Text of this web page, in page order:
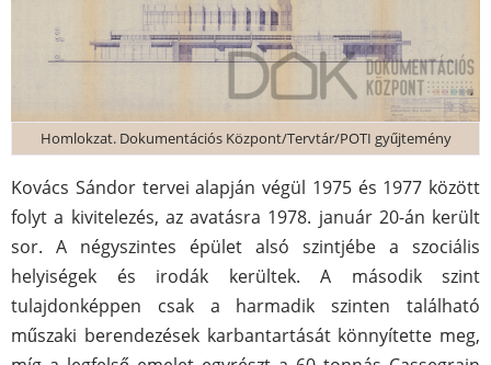
Homlokzat. Dokumentációs Központ/Tervtár/POTI gyűjtemény
Kovács Sándor tervei alapján végül 1975 és 1977 között
folyt a kivitelezés, az avatásra 1978. január 20-án került
sor. A négyszintes épület alsó szintjébe a szociális
helyiségek és irodák kerültek. A második szint
tulajdonképpen csak a harmadik szinten található
műszaki berendezések karbantartását könnyítette meg,